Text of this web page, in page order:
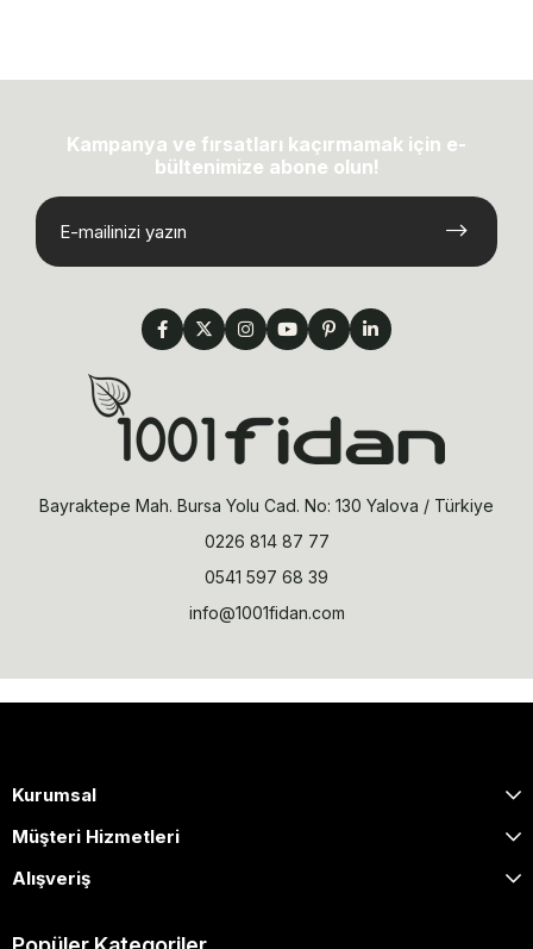
Kampanya ve fırsatları kaçırmamak için e-
bültenimize abone olun!
Bayraktepe Mah. Bursa Yolu Cad. No: 130 Yalova / Türkiye
0226 814 87 77
0541 597 68 39
info@1001fidan.com
Kurumsal
Müşteri Hizmetleri
Alışveriş